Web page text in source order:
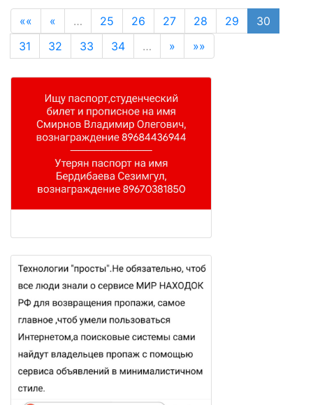
«« « … 25 26 27 28 29
30
31
32 33 34 … » »»